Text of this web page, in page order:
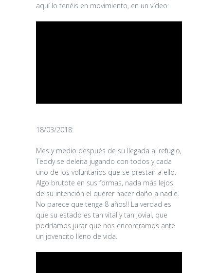
aquí lo tenéis en movimiento, en un vídeo:
18/03/2018:
Mes y medio después de su llegada al refugio,
Teddy se deleita jugando con todos y cada
uno de los voluntarios que se prestan a ello.
Algo brutote en sus formas, nada más lejos
de su intención el querer hacer daño a nadie.
No parece que tenga 8 años!! La verdad es
que su estado es tan vital y tan jovial, que
podríamos jurar que nos encontramos ante
un jovencito lleno de vida.